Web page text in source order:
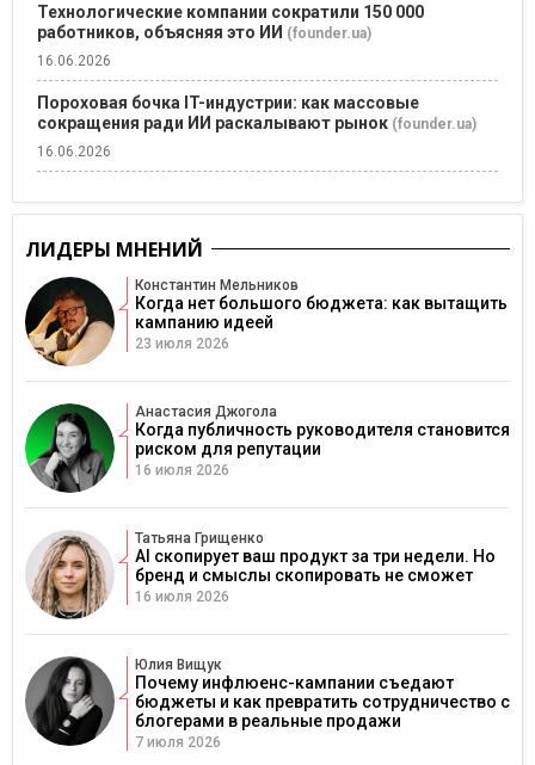
Технологические компании сократили 150 000
работников, объясняя это ИИ (founder.ua)
16.06.2026
Пороховая бочка IT-индустрии: как массовые
сокращения ради ИИ раскалывают рынок (founder.ua)
16.06.2026
ЛИДЕРЫ МНЕНИЙ
Константин Мельников
Когда нет большого бюджета: как вытащить
кампанию идеей
23 июля 2026
Анастасия Джогола
Когда публичность руководителя становится
риском для репутации
16 июля 2026
Татьяна Грищенко
AI скопирует ваш продукт за три недели. Но
бренд и смыслы скопировать не сможет
16 июля 2026
Юлия Вищук
Почему инфлюенс-кампании съедают
бюджеты и как превратить сотрудничество с
блогерами в реальные продажи
7 июля 2026